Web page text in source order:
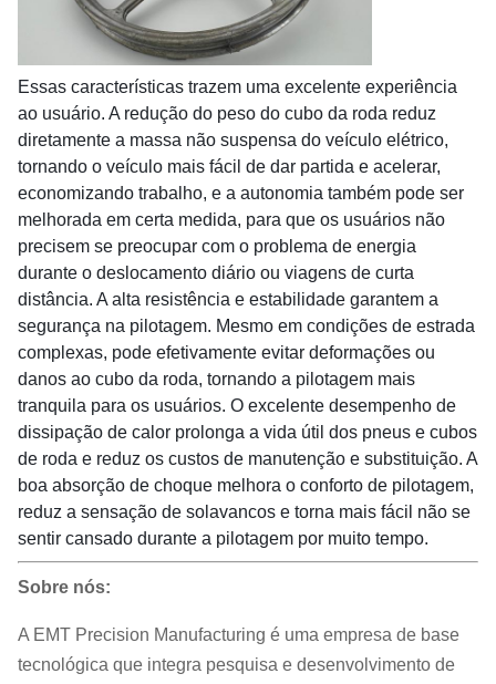
Essas características trazem uma excelente experiência
ao usuário. A redução do peso do cubo da roda reduz
diretamente a massa não suspensa do veículo elétrico,
tornando o veículo mais fácil de dar partida e acelerar,
economizando trabalho, e a autonomia também pode ser
melhorada em certa medida, para que os usuários não
precisem se preocupar com o problema de energia
durante o deslocamento diário ou viagens de curta
distância. A alta resistência e estabilidade garantem a
segurança na pilotagem. Mesmo em condições de estrada
complexas, pode efetivamente evitar deformações ou
danos ao cubo da roda, tornando a pilotagem mais
tranquila para os usuários. O excelente desempenho de
dissipação de calor prolonga a vida útil dos pneus e cubos
de roda e reduz os custos de manutenção e substituição. A
boa absorção de choque melhora o conforto de pilotagem,
reduz a sensação de solavancos e torna mais fácil não se
sentir cansado durante a pilotagem por muito tempo.
Sobre nós:
A EMT Precision Manufacturing é uma empresa de base
tecnológica que integra pesquisa e desenvolvimento de